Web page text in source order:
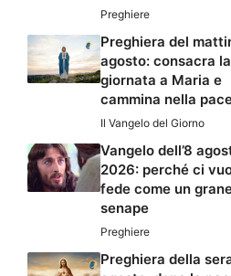
Preghiere
Preghiera del
agosto: consacra la
giornata a Maria e
cammina nella
Il Vangelo del Giorno
Vangelo dell’8
2026: perché ci
fede come un
senape
Preghiere
Preghiera della